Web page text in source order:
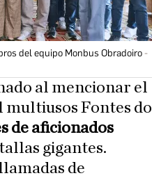
del equipo Monbus Obradoiro
al mencionar el
multiusos Fontes do
de aficionados
gigantes.
de